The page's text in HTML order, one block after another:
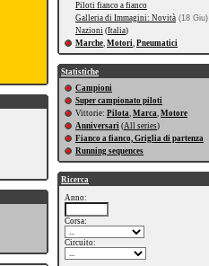
Piloti fianco a fianco
Galleria di Immagini: Novità (18 Giu)
Nazioni (Italia)
Marche, Motori, Pneumatici
Statistiche
Campioni
Super campionato piloti
Vittorie: Pilota, Marca, Motore
Anniversari (All series)
Fianco a fianco, Griglia di partenza
Running sequences
Ricerca
Anno:
Corsa:
Circuito: